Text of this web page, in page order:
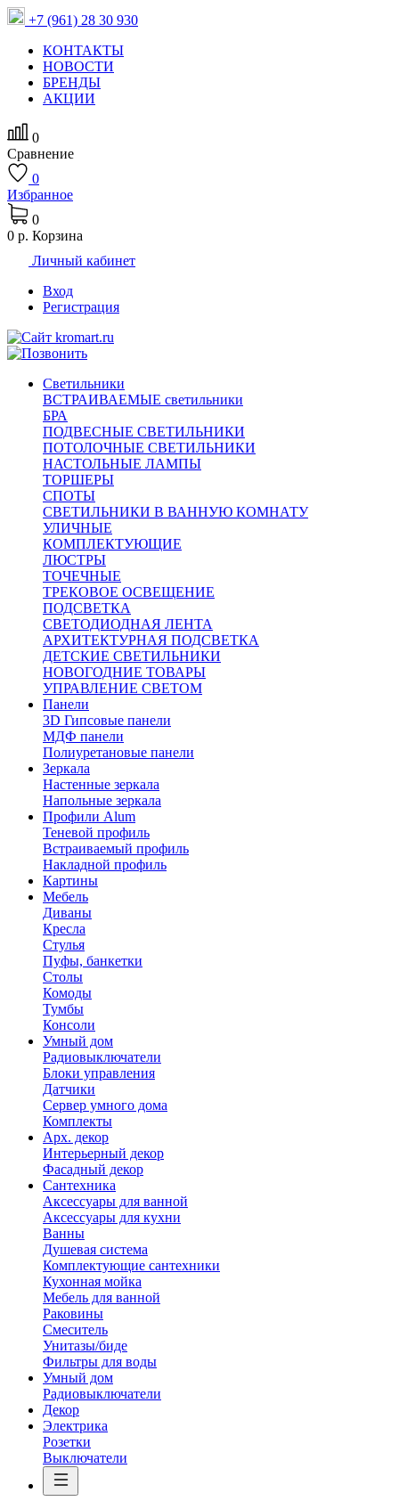
+7 (961) 28 30 930
КОНТАКТЫ
НОВОСТИ
БРЕНДЫ
АКЦИИ
0
Сравнение
0
Избранное
0
0 р. Корзина
Личный кабинет
Вход
Регистрация
Светильники
ВСТРАИВАЕМЫЕ светильники
БРА
ПОДВЕСНЫЕ СВЕТИЛЬНИКИ
ПОТОЛОЧНЫЕ СВЕТИЛЬНИКИ
НАСТОЛЬНЫЕ ЛАМПЫ
ТОРШЕРЫ
СПОТЫ
СВЕТИЛЬНИКИ В ВАННУЮ КОМНАТУ
УЛИЧНЫЕ
КОМПЛЕКТУЮЩИЕ
ЛЮСТРЫ
ТОЧЕЧНЫЕ
ТРЕКОВОЕ ОСВЕЩЕНИЕ
ПОДСВЕТКА
СВЕТОДИОДНАЯ ЛЕНТА
АРХИТЕКТУРНАЯ ПОДСВЕТКА
ДЕТСКИЕ СВЕТИЛЬНИКИ
НОВОГОДНИЕ ТОВАРЫ
УПРАВЛЕНИЕ СВЕТОМ
Панели
3D Гипсовые панели
МДФ панели
Полиуретановые панели
Зеркала
Настенные зеркала
Напольные зеркала
Профили Alum
Теневой профиль
Встраиваемый профиль
Накладной профиль
Картины
Мебель
Диваны
Кресла
Стулья
Пуфы, банкетки
Столы
Комоды
Тумбы
Консоли
Умный дом
Радиовыключатели
Блоки управления
Датчики
Сервер умного дома
Комплекты
Арх. декор
Интерьерный декор
Фасадный декор
Сантехника
Аксессуары для ванной
Аксессуары для кухни
Ванны
Душевая система
Комплектующие сантехники
Кухонная мойка
Мебель для ванной
Раковины
Смеситель
Унитазы/биде
Фильтры для воды
Умный дом
Радиовыключатели
Декор
Электрика
Розетки
Выключатели